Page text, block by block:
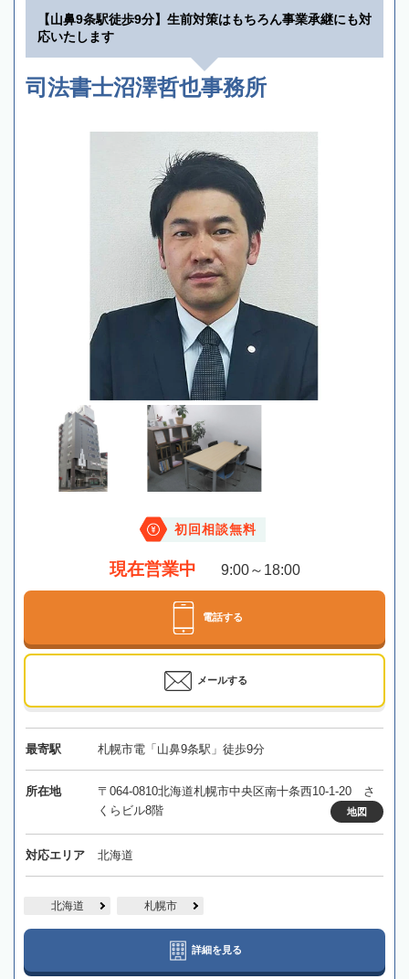
【山鼻9条駅徒歩9分】生前対策はもちろん事業承継にも対
応いたします
司法書士沼澤哲也事務所
初回相談無料
現在営業中 9:00～18:00
電話する
メールする
最寄駅 札幌市電「山鼻9条駅」徒歩9分
所在地
〒064-0810北海道札幌市中央区南十条西10-1-20 さ
くらビル8階
地図
対応エリア 北海道
北海道 札幌市
詳細を見る